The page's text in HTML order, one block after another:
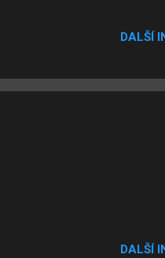
Mateusz také
DALŠÍ
DALŠÍ